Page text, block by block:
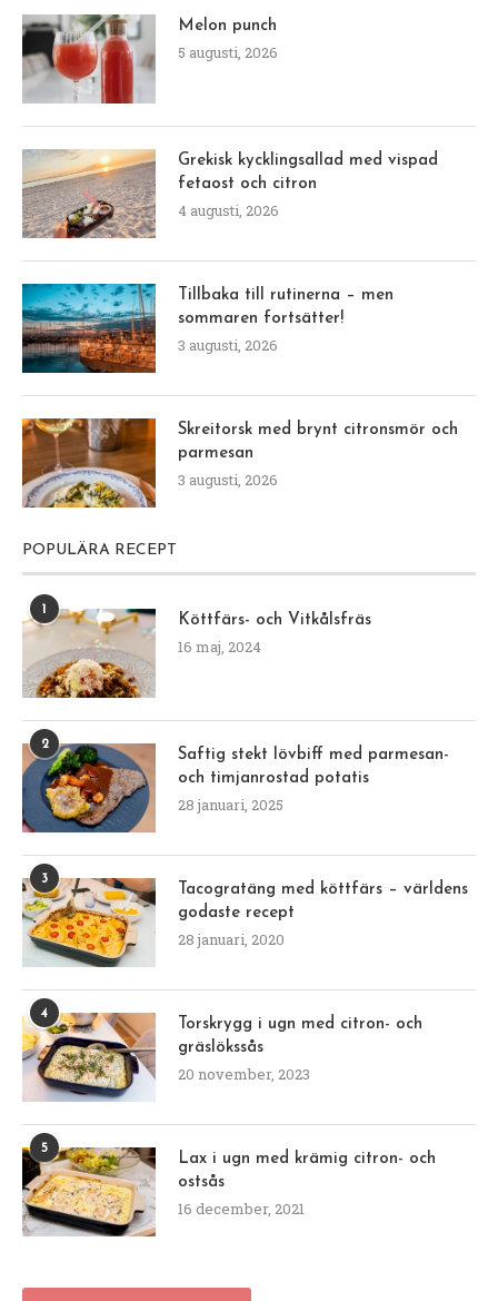
Melon punch
5 augusti, 2026
Grekisk kycklingsallad med vispad
fetaost och citron
4 augusti, 2026
Tillbaka till rutinerna – men
sommaren fortsätter!
3 augusti, 2026
Skreitorsk med brynt citronsmör och
parmesan
3 augusti, 2026
POPULÄRA RECEPT
Köttfärs- och Vitkålsfräs
16 maj, 2024
2
Saftig stekt lövbiff med parmesan-
och timjanrostad potatis
28 januari, 2025
3
Tacogratäng med köttfärs – världens
godaste recept
28 januari, 2020
4
Torskrygg i ugn med citron- och
gräslökssås
20 november, 2023
5
Lax i ugn med krämig citron- och
ostsås
16 december, 2021